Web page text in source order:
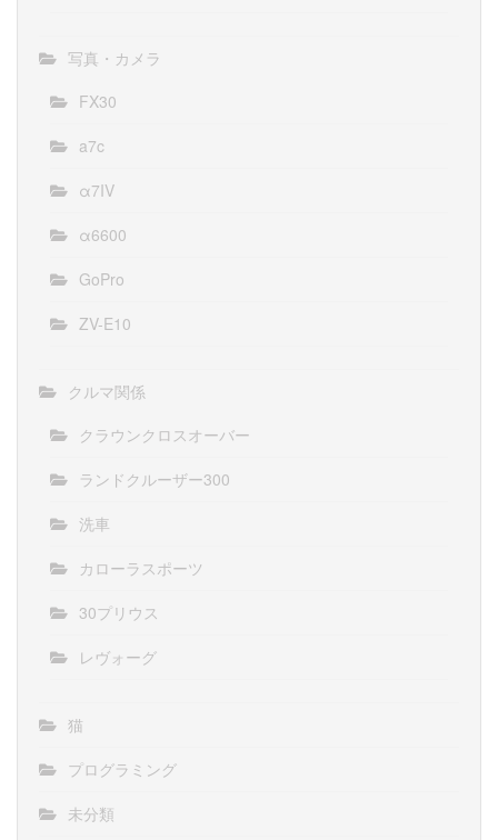
写真・カメラ
FX30
a7c
α7IV
α6600
GoPro
ZV-E10
クルマ関係
クラウンクロスオーバー
ランドクルーザー300
洗車
カローラスポーツ
30プリウス
レヴォーグ
猫
プログラミング
未分類